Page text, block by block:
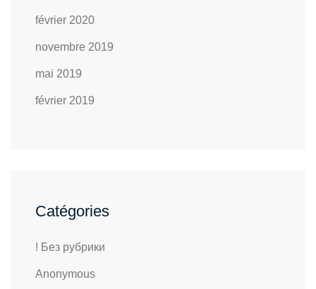
février 2020
novembre 2019
mai 2019
février 2019
Catégories
! Без рубрики
Anonymous